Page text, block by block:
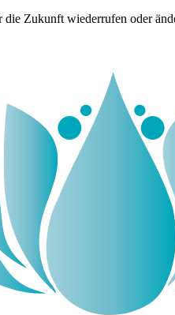
Zukunft wiederrufen oder